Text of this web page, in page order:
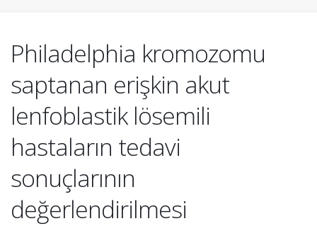
Philadelphia kromozomu
saptanan erişkin akut
lenfoblastik lösemili
hastaların tedavi
sonuçlarının
değerlendirilmesi